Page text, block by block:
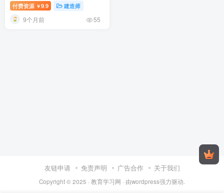
造师考试备考指南：压轴1000
题+逆袭卷3套详解
付费资源 ￥9.9 建造师
9个月前 55
友链申请 免责声明 广告合作 关于我们
Copyright © 2025 · 教育学习网 · 由wordpress强力驱动.